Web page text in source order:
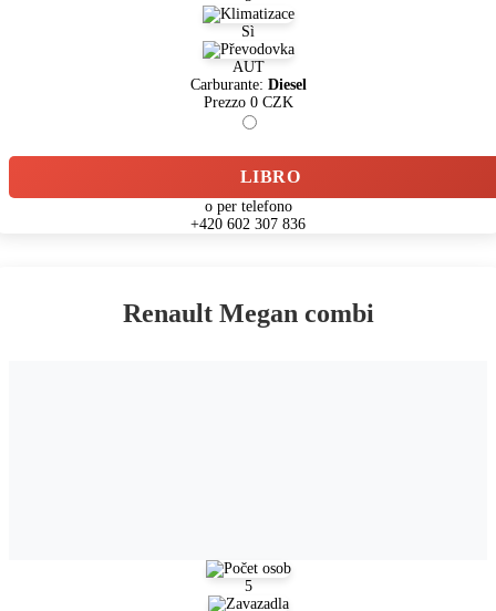
Sì
AUT
Carburante: Diesel
Prezzo 0CZK
LIBRO
o per telefono
+420 602 307 836
Renault Megan combi
5